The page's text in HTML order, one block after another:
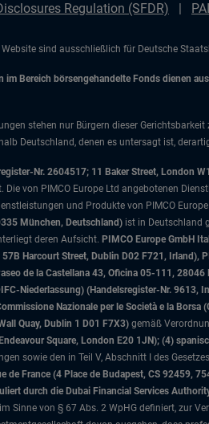
Regulation (SFDR)
sind ausschließlich für Deutsche
im Bereich börsengehandelte Fonds dienen
stehen nur Bürgern dieser
Deutschland, denen es untersagt ist,
Nr. 2604517; 11 Baker Street, London
Die von PIMCO Europe Ltd angebotenen
und Produkte von PIMCO
München, Deutschland) ist in Deutschland
deren Aufsicht. PIMCO Europe GmbH
Harcourt Street, Dublin D02 F721, Irland),
de la Castellana 43, Oficina 05-111,
Niederlassung) (Handelsregister-Nr. 9613,
Nazionale per le Società e la Borsa
Quay, Dublin 1 D01 F7X3) gemäß
Square, London E20 1JN); (4)
sowie den in Teil V, Abschnitt I des
de France (4 Place de Budapest, CS 92459,
durch die Dubai Financial Services
Sinne von § 67 Abs. 2 WpHG definiert, zur